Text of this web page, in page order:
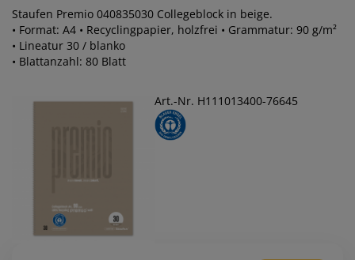
Staufen Premio 040835030 Collegeblock in beige.
• Format: A4 • Recyclingpapier, holzfrei • Grammatur: 90 g/m²
• Lineatur 30 / blanko
• Blattanzahl: 80 Blatt
Art.-Nr. H111013400-76645